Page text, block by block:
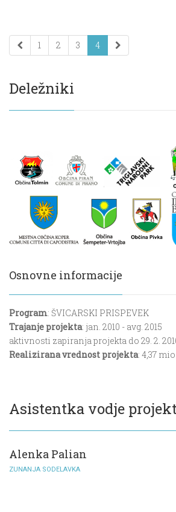
1 2 3 4
Deležniki
Osnovne informacije
Program: ŠVICARSKI PRISPEVEK
Trajanje projekta: jan. 2010 - avg. 2015
aktivnosti zapiranja projekta do 29. 2.
Realizirana vrednost projekta: 4,37
Asistentka vodje
Alenka Palian
ZUNANJA SODELAVKA